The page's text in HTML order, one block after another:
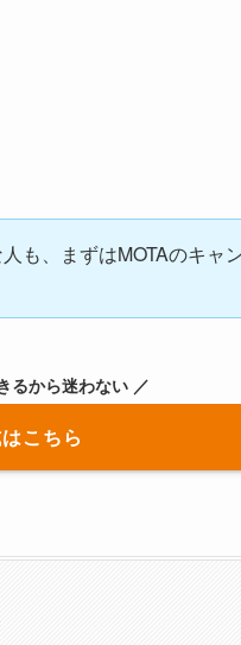
も、まずはMOTAのキャ
るから迷わない ／
こちら